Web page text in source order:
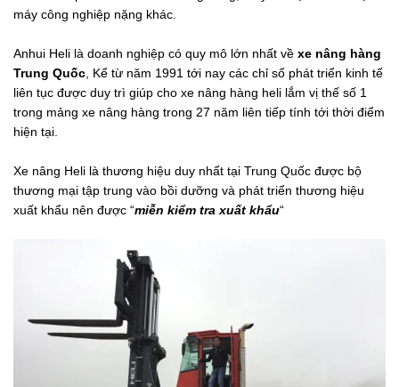
máy công nghiệp nặng khác.
Anhui Heli là doanh nghiệp có quy mô lớn nhất về xe nâng hàng
Trung Quốc , Kể từ năm 1991 tới nay các chỉ số phát triển kinh tế
liên tục được duy trì giúp cho xe nâng hàng heli lắm vị thế số 1
trong mảng xe nâng hàng trong 27 năm liên tiếp tính tới thời điểm
hiện tại.
Xe nâng Heli là thương hiệu duy nhất tại Trung Quốc được bộ
thương mại tập trung vào bồi dưỡng và phát triển thương hiệu
xuất khẩu nên được “miễn kiểm tra xuất khẩu“